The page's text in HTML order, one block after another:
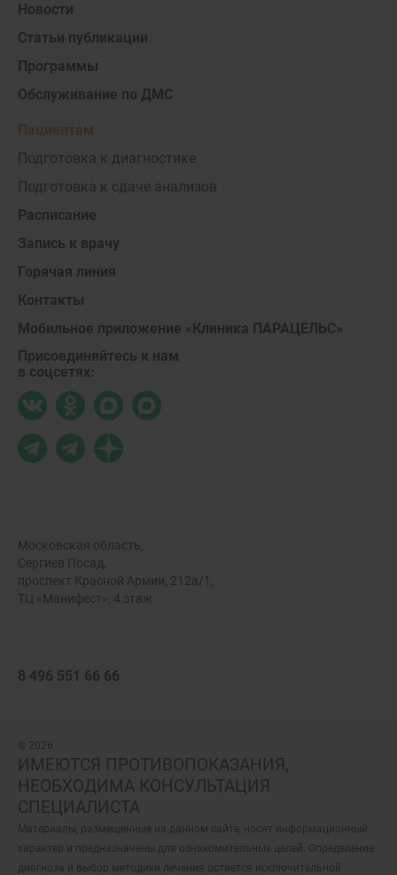
Новости
Статьи публикации
Программы
Обслуживание по ДМС
Пациентам
Подготовка к диагностике
Подготовка к сдаче анализов
Расписание
Запись к врачу
Горячая линия
Контакты
Мобильное приложение «Клиника ПАРАЦЕЛЬС»
Присоединяйтесь к нам
в соцсетях:
Московская область,
Сергиев Посад,
проспект Красной Армии, 212а/1,
ТЦ «Манифест», 4 этаж
8 496 551 66 66
© 2026
ИМЕЮТСЯ ПРОТИВОПОКАЗАНИЯ,
НЕОБХОДИМА КОНСУЛЬТАЦИЯ
СПЕЦИАЛИСТА
Материалы, размещенные на данном сайте, носят информационный
характер и предназначены для ознакомительных целей. Определение
диагноза и выбор методики лечения остается исключительной